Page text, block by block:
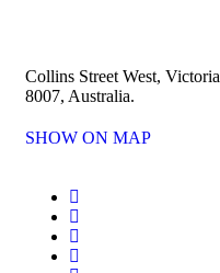
Collins Street West, Victoria
8007, Australia.
SHOW ON MAP